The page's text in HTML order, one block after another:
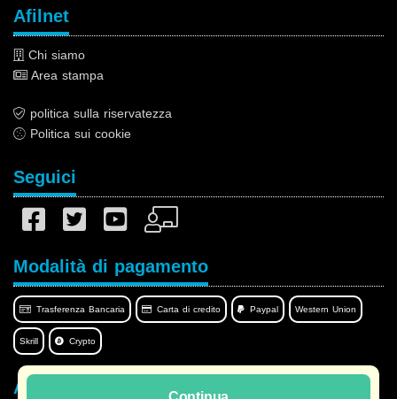
Afilnet
Chi siamo
Area stampa
politica sulla riservatezza
Politica sui cookie
Seguici
Modalità di pagamento
Trasferenza Bancaria Carta di credito Paypal Western Union
Skrill Crypto
Afilnet nella tua lingua